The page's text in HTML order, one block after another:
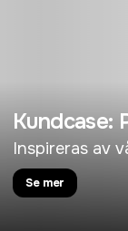
Kundcase:
Inspireras av
Se mer